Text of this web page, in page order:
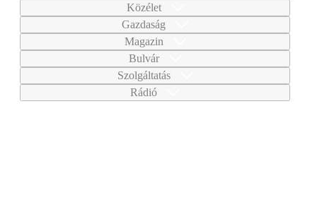
Közélet
Gazdaság
Magazin
Bulvár
Szolgáltatás
Rádió